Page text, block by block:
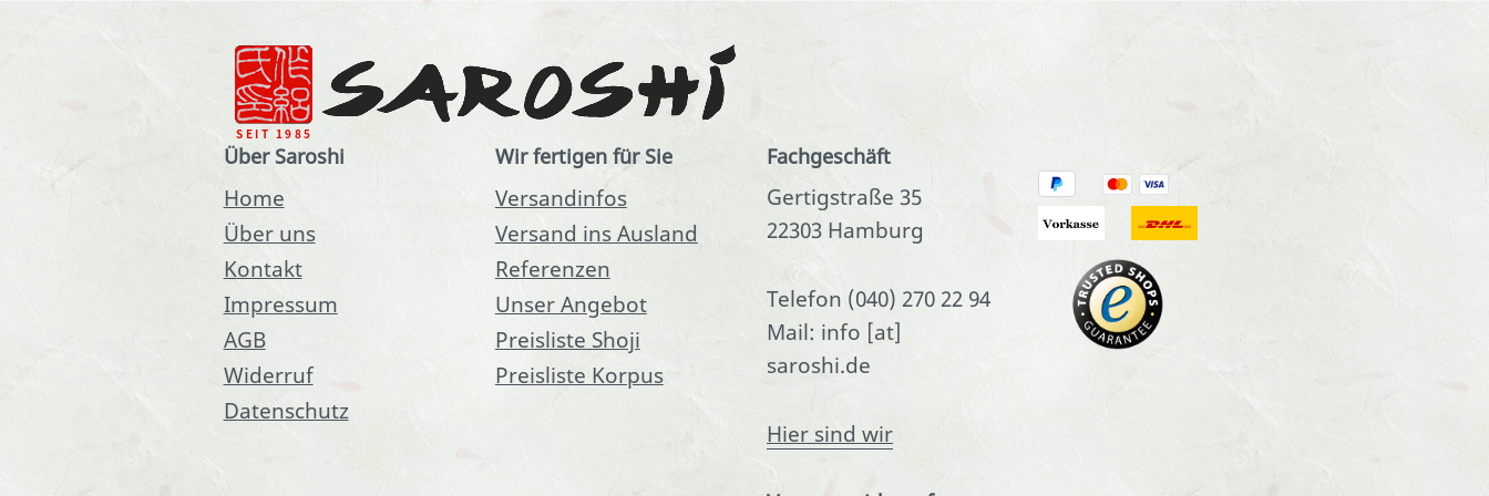
Über Saroshi
Home
Über uns
Kontakt
Impressum
AGB
Widerruf
Datenschutz
Wir fertigen für Sie
Versandinfos
Versand ins Ausland
Referenzen
Unser Angebot
Preisliste Shoji
Preisliste Korpus
Fachgeschäft
Gertigstraße 35
22303 Hamburg
Telefon (040) 270 22 94
Mail: info [at]
saroshi.de
Hier sind wir